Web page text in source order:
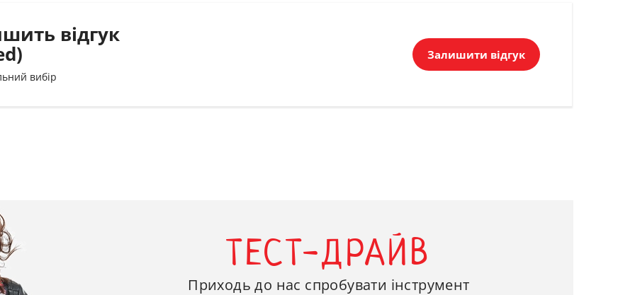
відгук
вибір
Залишити відгук
ТЕСТ-ДРАЙВ
Приходь до нас спробувати інструмент